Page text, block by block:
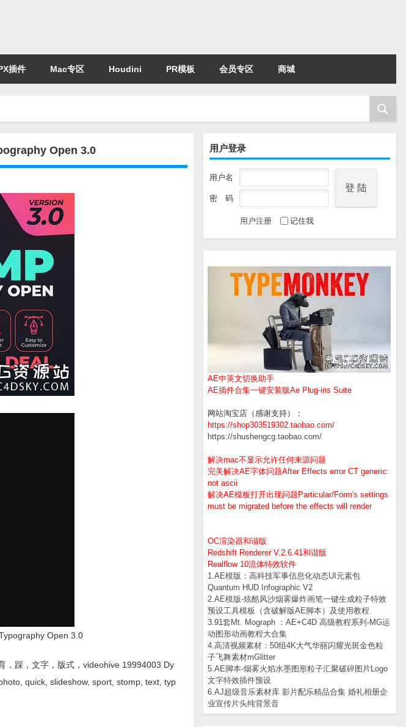
插件 Mac专区 Houdini PR模板 会员专区 商城
用户登录
用户名
密 码
用户注册 记住我
AE中英文切换助手
AE插件合集一键安装版Ae Plug-ins Suite
网站淘宝店（感谢支持）：
https://shop303519302.taobao.com/
https://shushengcg.taobao.com/
解决mac不显示允许任何来源问题
完美解决AE字体问题After Effects error CT generic:
not ascii
解决AE模板打开出现问题Particular/Form's settings
must be migrated before the effects will render
OC渲染器和谐版
Redshift Renderer V.2.6.41和谐版
Realflow 10流体特效软件
1.AE模版：高科技军事信息化动态UI元素包
Quantum HUD Infographic V2
2.AE模版-炫酷风沙烟雾爆炸画笔一键生成粒子特效
预设工具模板（含破解版AE脚本）及使用教程
3.91套Mt. Mograph ：AE+C4D 高级教程系列-MG运
动图形动画教程大合集
4.高清视频素材：50组4K大气华丽闪耀光斑金色粒
子飞舞素材mGlitter
5.AE脚本-烟雾火焰水墨图形粒子汇聚破碎图片Logo
文字特效插件预设
6.AJ超级音乐素材库 影片配乐精品合集 婚礼相册企
业宣传片头纯背景音
Open 3.0
Open 3.0
，踩，文字，版式，videohive 19994003 Dy
quick, slideshow, sport, stomp, text, typ